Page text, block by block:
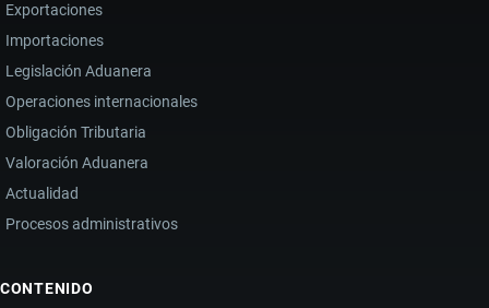
Exportaciones
Importaciones
Legislación Aduanera
Operaciones internacionales
Obligación Tributaria
Valoración Aduanera
Actualidad
Procesos administrativos
CONTENIDO